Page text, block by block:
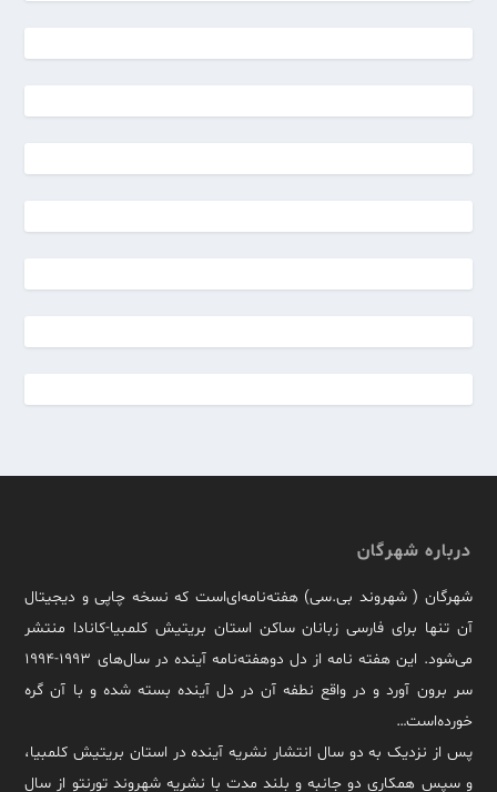
درباره شهرگان
شهرگان ( شهروند بی.سی) هفته‌نامه‌ای‌است که نسخه چاپی و دیجیتال
آن تنها برای فارسی زبانان ساکن استان بریتیش کلمبیا-کانادا منتشر
می‌شود. این هفته نامه از دل دوهفته‌نامه آینده در سال‌های ۱۹۹۳-۱۹۹۴
سر برون آورد و در واقع نطفه آن در دل آینده بسته شده و با آن گره
خورده‌است…
پس از نزدیک به دو سال انتشار نشریه آینده در استان بریتیش کلمبیا،
و سپس همکاری دو جانبه و بلند مدت با نشریه شهروند تورنتو از سال